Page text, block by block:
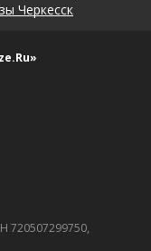
Черкесск
720507299750,